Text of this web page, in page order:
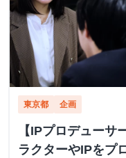
東京都 企画
【IPプロデューサ
ラクターやIPをプ